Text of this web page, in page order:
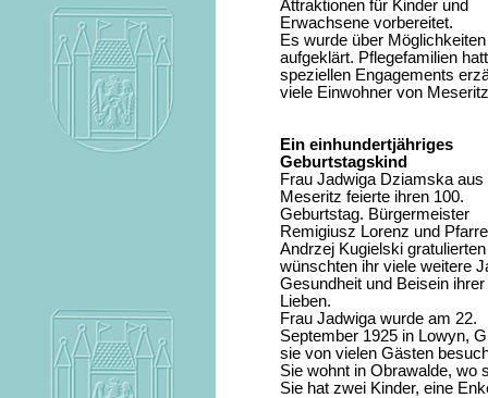
Attraktionen für Kinder und
Erwachsene vorbereitet.
Es wurde über
aufgeklärt. Pflegefamilien
speziellen Engagements
viele Einwohner von
Ein einhundertjähriges
Geburtstagskind
Frau Jadwiga Dziamska aus
Meseritz feierte ihren 100.
Geburtstag. Bürgermeister
Remigiusz Lorenz und
Andrzej Kugielski
wünschten ihr viele weitere
Gesundheit und Beisein ihrer
Lieben.
Frau Jadwiga wurde am 22.
September 1925 in Lowyn,
sie von vielen Gästen
Sie wohnt in Obrawalde, wo
Sie hat zwei Kinder, eine